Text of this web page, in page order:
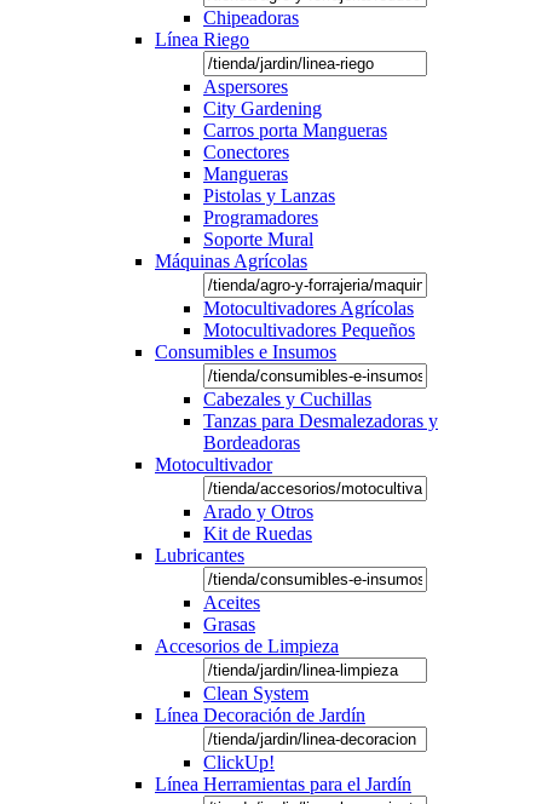
Chipeadoras
Línea Riego
Aspersores
City Gardening
Carros porta Mangueras
Conectores
Mangueras
Pistolas y Lanzas
Programadores
Soporte Mural
Máquinas Agrícolas
Motocultivadores Agrícolas
Motocultivadores Pequeños
Consumibles e Insumos
Cabezales y Cuchillas
Tanzas para Desmalezadoras y
Bordeadoras
Motocultivador
Arado y Otros
Kit de Ruedas
Lubricantes
Aceites
Grasas
Accesorios de Limpieza
Clean System
Línea Decoración de Jardín
ClickUp!
Línea Herramientas para el Jardín